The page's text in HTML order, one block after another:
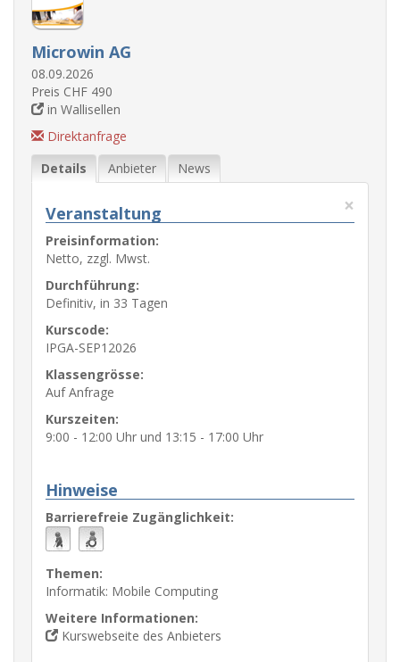
Microwin AG
08.09.2026
Preis CHF 490
in Wallisellen
Direktanfrage
Details
Anbieter News
×
Veranstaltung
Preisinformation:
Netto, zzgl. Mwst.
Durchführung:
Definitiv, in 33 Tagen
Kurscode:
IPGA-SEP12026
Klassengrösse:
Auf Anfrage
Kurszeiten:
9:00 - 12:00 Uhr und 13:15 - 17:00 Uhr
Hinweise
Barrierefreie Zugänglichkeit:
Themen:
Informatik: Mobile Computing
Weitere Informationen:
Kurswebseite des Anbieters